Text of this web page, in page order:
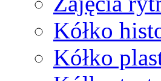
Kółko
Kółko